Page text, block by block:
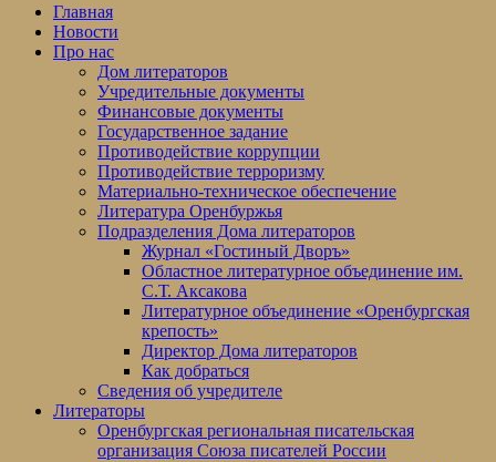
Главная
Новости
Про нас
Дом литераторов
Учредительные документы
Финансовые документы
Государственное задание
Противодействие коррупции
Противодействие терроризму
Материально-техническое обеспечение
Литература Оренбуржья
Подразделения Дома литераторов
Журнал «Гостиный Дворъ»
Областное литературное объединение им.
С.Т. Аксакова
Литературное объединение «Оренбургская
крепость»
Директор Дома литераторов
Как добраться
Сведения об учредителе
Литераторы
Оренбургская региональная писательская
организация Союза писателей России